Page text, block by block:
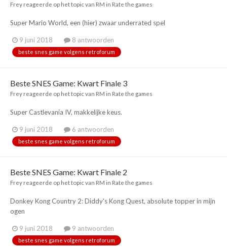
Frey reageerde op het topic van RM in Rate the games
Super Mario World, een (hier) zwaar underrated spel
9 juni 2018 8 antwoorden
beste snes game volgens retroforum
Beste SNES Game: Kwart Finale 3
Frey reageerde op het topic van RM in Rate the games
Super Castlevania IV, makkelijke keus.
9 juni 2018 6 antwoorden
beste snes game volgens retroforum
Beste SNES Game: Kwart Finale 2
Frey reageerde op het topic van RM in Rate the games
Donkey Kong Country 2: Diddy's Kong Quest, absolute topper in mijn
ogen
9 juni 2018 9 antwoorden
beste snes game volgens retroforum